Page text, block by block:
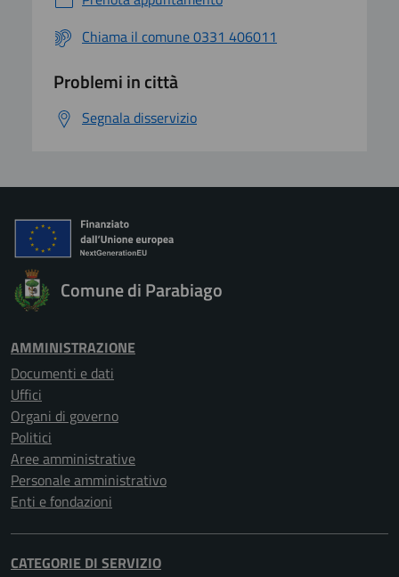
Chiama il comune 0331 406011
Problemi in città
Segnala disservizio
Comune di Parabiago
AMMINISTRAZIONE
Documenti e dati
Uffici
Organi di governo
Politici
Aree amministrative
Personale amministrativo
Enti e fondazioni
CATEGORIE DI SERVIZIO